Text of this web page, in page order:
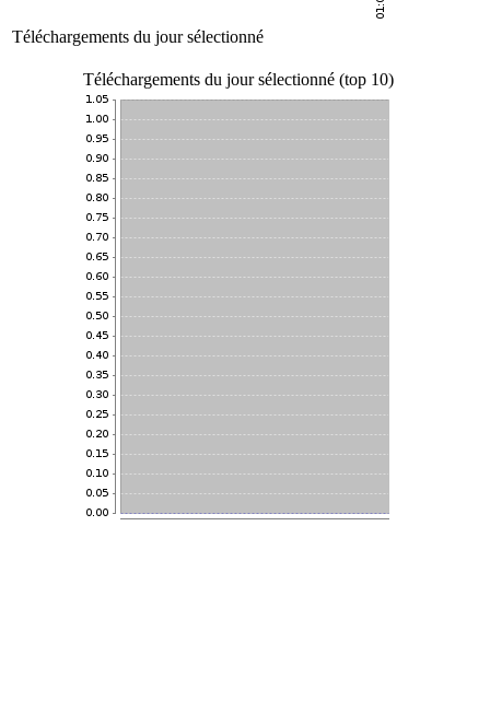
Téléchargements du jour sélectionné
Téléchargements du jour sélectionné (top 10)